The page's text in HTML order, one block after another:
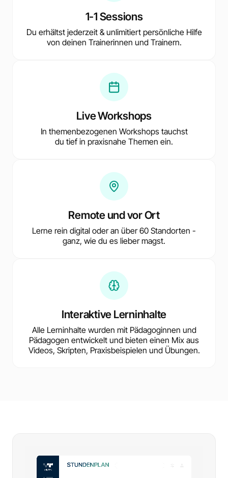
1-1 Sessions
Du erhältst jederzeit & unlimitiert persönliche Hilfe
von deinen Trainerinnen und Trainern.
Live Workshops
In themenbezogenen Workshops tauchst
du tief in praxisnahe Themen ein.
Remote und vor Ort
Lerne rein digital oder an über 60 Standorten -
ganz, wie du es lieber magst.
Interaktive Lerninhalte
Alle Lerninhalte wurden mit Pädagoginnen und
Pädagogen entwickelt und bieten einen Mix aus
Videos, Skripten, Praxisbeispielen und Übungen.